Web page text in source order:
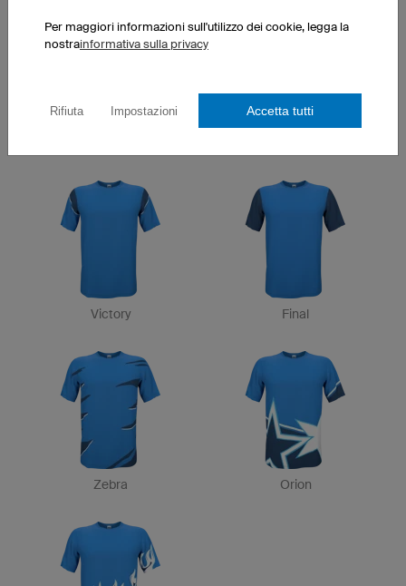
Victory Final
Zebra Orion
Per maggiori informazioni sull'utilizzo dei cookie, legga la
nostrainformativa sulla privacy
Rifiuta Impostazioni Accetta tutti